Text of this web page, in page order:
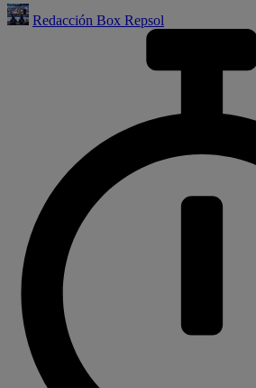
Redacción Box Repsol